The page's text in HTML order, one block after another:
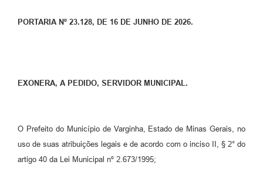
PORTARIA Nº 23.128, DE 16 DE JUNHO DE 2026.
EXONERA, A PEDIDO, SERVIDOR MUNICIPAL.
O Prefeito do Município de Varginha, Estado de Minas Gerais, no
uso de suas atribuições legais e de acordo com o inciso II, § 2° do
artigo 40 da Lei Municipal nº 2.673/1995;